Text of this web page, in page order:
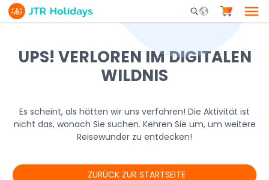
Mobile Search
UPS! VERLOREN IM DIGITALEN
WILDNIS
Es scheint, als hätten wir uns verfahren! Die Aktivität ist
nicht das, wonach Sie suchen. Kehren Sie um, um weitere
Reisewunder zu entdecken!
ZURÜCK ZUR STARTSEITE